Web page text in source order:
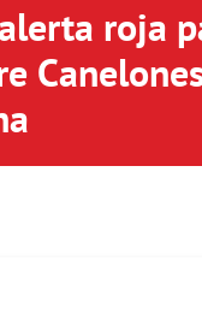
roja